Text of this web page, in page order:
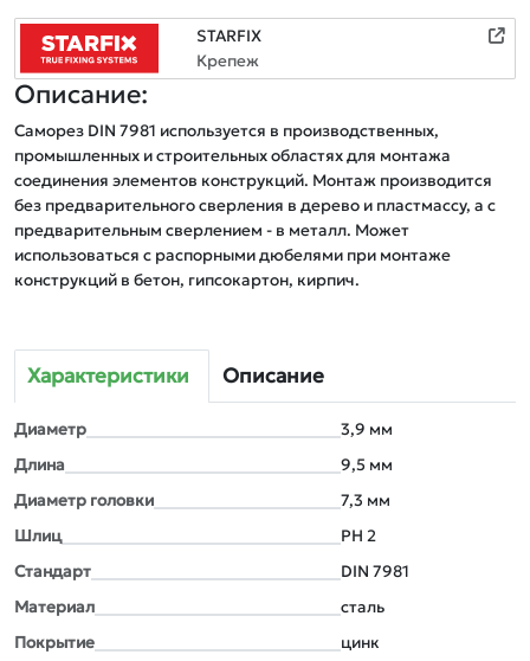
STARFIX
Крепеж
Описание:
Саморез DIN 7981 используется в производственных,
промышленных и строительных областях для монтажа
соединения элементов конструкций. Монтаж производится
без предварительного сверления в дерево и пластмассу, а с
предварительным сверлением - в металл. Может
использоваться с распорными дюбелями при монтаже
конструкций в бетон, гипсокартон, кирпич.
Характеристики Описание
Диаметр
3,9 мм
Длина
9,5 мм
Диаметр головки
7,3 мм
Шлиц
РН 2
Стандарт
DIN 7981
Материал
сталь
Покрытие
цинк